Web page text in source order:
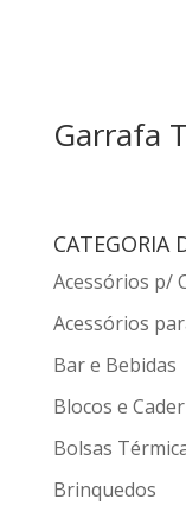
Garrafa
CATEGORIA
Acessórios p/
Acessórios
Bar e Bebidas
Blocos e
Bolsas
Brinquedos